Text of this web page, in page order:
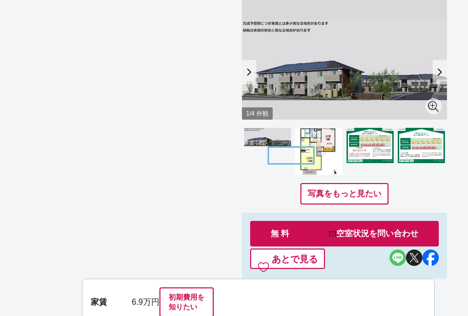
1/4 外観
写真をもっと見たい
無 料 空室状況を問い合わせ
あとで見る
家賃 6.9万円
初期費用を
知りたい